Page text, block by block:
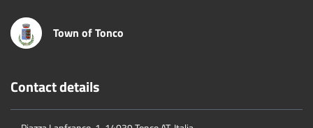
Town of Tonco
Contact details